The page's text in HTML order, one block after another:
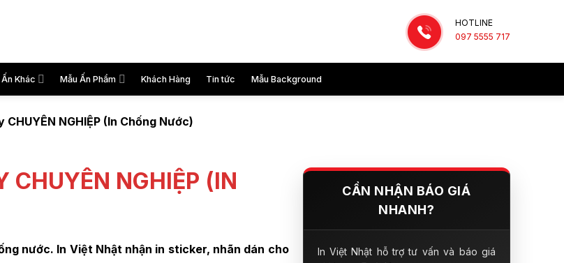
HOTLINE
097 5555 717
Khác Mẫu Ấn Phẩm Khách Hàng Tin tức Mẫu Background
CHUYÊN NGHIỆP (In Chống Nước)
CHUYÊN NGHIỆP (IN
nước. In Việt Nhật nhận in sticker, nhãn dán cho
CẦN NHẬN BÁO GIÁ
NHANH?
In Việt Nhật hỗ trợ tư vấn và báo giá